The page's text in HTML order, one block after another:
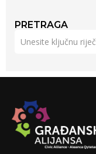
PRETRAGA